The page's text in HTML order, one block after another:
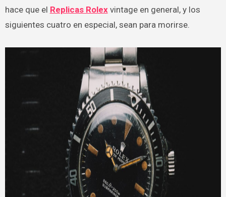
hace que el Replicas Rolexvintage en general, y los
siguientes cuatro en especial, sean para morirse.